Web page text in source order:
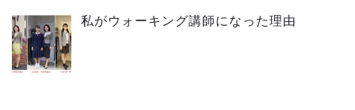
私がウォーキング講師になった理由